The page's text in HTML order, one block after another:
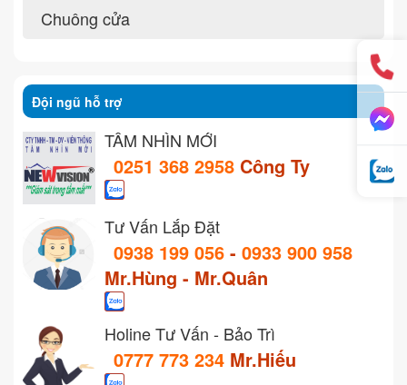
Chuông cửa
Đội ngũ hỗ trợ
TẦM NHÌN MỚI
0251 368 2958 Công Ty
Tư Vấn Lắp Đặt
0938 199 056 - 0933 900 958
Mr.Hùng - Mr.Quân
Holine Tư Vấn - Bảo Trì
0777 773 234 Mr.Hiếu